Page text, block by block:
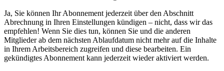
Ja, Sie können Ihr Abonnement jederzeit über den Abschnitt
Abrechnung in Ihren Einstellungen kündigen – nicht, dass wir das
empfehlen! Wenn Sie dies tun, können Sie und die anderen
Mitglieder ab dem nächsten Ablaufdatum nicht mehr auf die Inhalte
in Ihrem Arbeitsbereich zugreifen und diese bearbeiten. Ein
gekündigtes Abonnement kann jederzeit wieder aktiviert werden.